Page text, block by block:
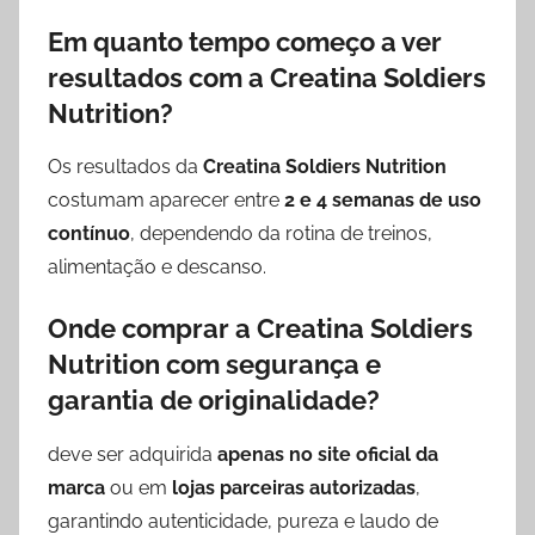
Em quanto tempo começo a ver
resultados com a Creatina Soldiers
Nutrition?
Os resultados da Creatina Soldiers Nutrition
costumam aparecer entre 2 e 4 semanas de uso
contínuo, dependendo da rotina de treinos,
alimentação e descanso.
Onde comprar a Creatina Soldiers
Nutrition com segurança e
garantia de originalidade?
deve ser adquirida apenas no site oficial da
marca ou em lojas parceiras autorizadas,
garantindo autenticidade, pureza e laudo de